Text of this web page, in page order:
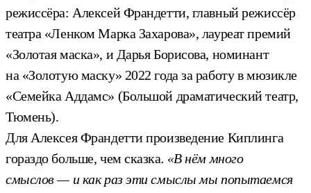
режиссёра: Алексей Франдетти, главный режиссёр
театра «Ленком Марка Захарова», лауреат премий
«Золотая маска», и Дарья Борисова, номинант
на «Золотую маску» 2022 года за работу в мюзикле
«Семейка Аддамс» (Большой драматический театр,
Тюмень).
Для Алексея Франдетти произведение Киплинга
гораздо больше, чем сказка. «В нём много
смыслов — и как раз эти смыслы мы попытаемся